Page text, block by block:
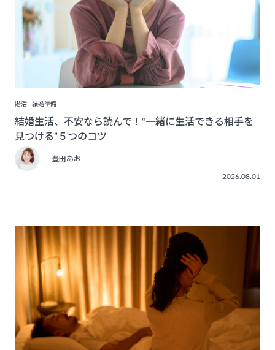
婚活 結婚準備
結婚生活、不安なら読んで！“一緒に生活できる相手を
見つける”５つのコツ
豊田あお
2026.08.01